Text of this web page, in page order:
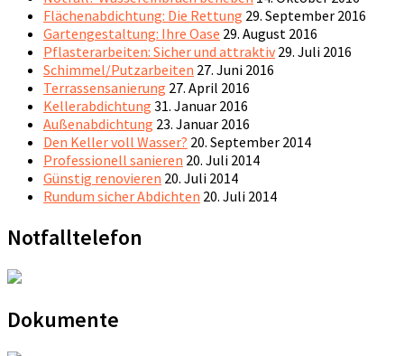
Flächenabdichtung: Die Rettung 29. September 2016
Gartengestaltung: Ihre Oase 29. August 2016
Pflasterarbeiten: Sicher und attraktiv 29. Juli 2016
Schimmel/Putzarbeiten 27. Juni 2016
Terrassensanierung 27. April 2016
Kellerabdichtung 31. Januar 2016
Außenabdichtung 23. Januar 2016
Den Keller voll Wasser? 20. September 2014
Professionell sanieren 20. Juli 2014
Günstig renovieren 20. Juli 2014
Rundum sicher Abdichten 20. Juli 2014
Notfalltelefon
Dokumente